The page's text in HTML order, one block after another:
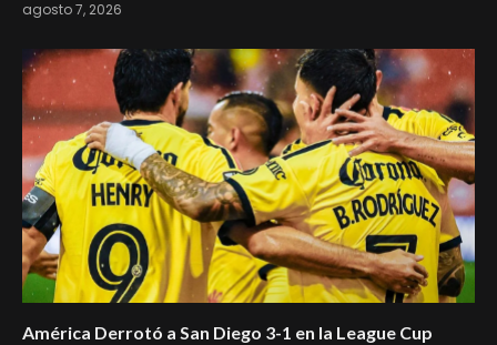
agosto 7, 2026
América Derrotó a San Diego 3-1 en la League Cup